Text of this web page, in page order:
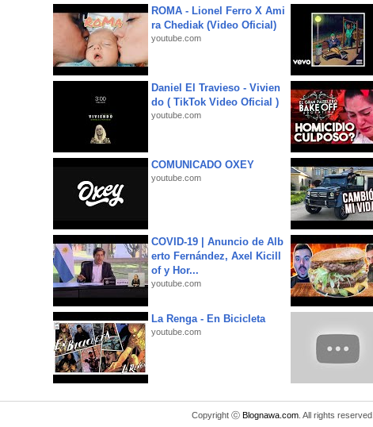
ROMA - Lionel Ferro X Ami
ra Chediak (Video Oficial)
youtube.com
Daniel El Travieso - Vivien
do ( TikTok Video Oficial )
youtube.com
COMUNICADO OXEY
youtube.com
COVID-19 | Anuncio de Alb
erto Fernández, Axel Kicill
of y Hor...
youtube.com
La Renga - En Bicicleta
youtube.com
Copyright ⓒ Blognawa.com. All rights reserved.